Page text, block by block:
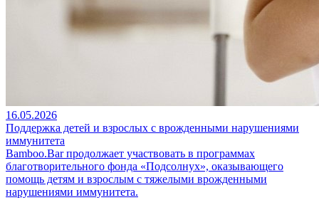
16.05.2026
Поддержка детей и взрослых с врожденными нарушениями
иммунитета
Bamboo.Bar продолжает участвовать в программах
благотворительного фонда «Подсолнух», оказывающего
помощь детям и взрослым с тяжелыми врожденными
нарушениями иммунитета.